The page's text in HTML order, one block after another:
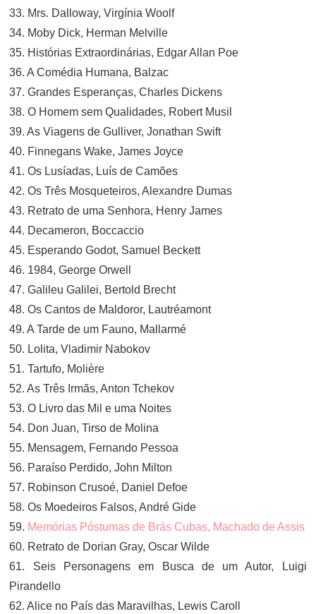
33. Mrs. Dalloway, Virgínia Woolf
34. Moby Dick, Herman Melville
35. Histórias Extraordinárias, Edgar Allan Poe
36. A Comédia Humana, Balzac
37. Grandes Esperanças, Charles Dickens
38. O Homem sem Qualidades, Robert Musil
39. As Viagens de Gulliver, Jonathan Swift
40. Finnegans Wake, James Joyce
41. Os Lusíadas, Luís de Camões
42. Os Três Mosqueteiros, Alexandre Dumas
43. Retrato de uma Senhora, Henry James
44. Decameron, Boccaccio
45. Esperando Godot, Samuel Beckett
46. 1984, George Orwell
47. Galileu Galilei, Bertold Brecht
48. Os Cantos de Maldoror, Lautréamont
49. A Tarde de um Fauno, Mallarmé
50. Lolita, Vladimir Nabokov
51. Tartufo, Molière
52. As Três Irmãs, Anton Tchekov
53. O Livro das Mil e uma Noites
54. Don Juan, Tirso de Molina
55. Mensagem, Fernando Pessoa
56. Paraíso Perdido, John Milton
57. Robinson Crusoé, Daniel Defoe
58. Os Moedeiros Falsos, André Gide
59. Memórias Póstumas de Brás Cubas, Machado de Assis
60. Retrato de Dorian Gray, Oscar Wilde
61. Seis Personagens em Busca de um Autor, Luigi
Pirandello
62. Alice no País das Maravilhas, Lewis Caroll